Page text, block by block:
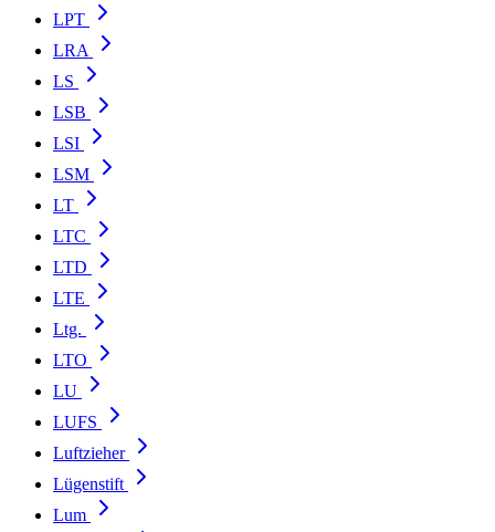
LPT
LRA
LS
LSB
LSI
LSM
LT
LTC
LTD
LTE
Ltg.
LTO
LU
LUFS
Luftzieher
Lügenstift
Lum